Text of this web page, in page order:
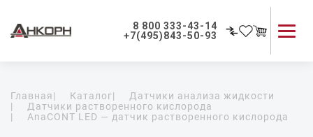
8 800 333-43-14
+7(495)843-50-93
Применение приборов
Как мы работаем
Главная| Каталог|
Датчики анализа жидкости
|
Датчики растворенного кислорода
|
AnaCONT LED — датчик растворенного кислорода